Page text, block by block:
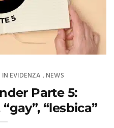
IN EVIDENZA , NEWS
Parte 5:
“lesbica”